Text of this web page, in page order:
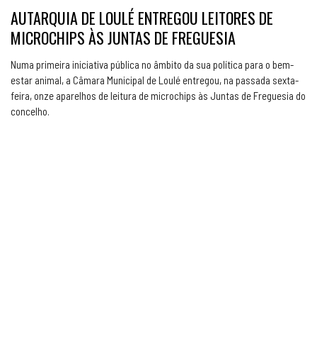
AUTARQUIA DE LOULÉ ENTREGOU LEITORES DE
MICROCHIPS ÀS JUNTAS DE FREGUESIA
Numa primeira iniciativa pública no âmbito da sua política para o bem-
estar animal, a Câmara Municipal de Loulé entregou, na passada sexta-
feira, onze aparelhos de leitura de microchips às Juntas de Freguesia do
concelho.